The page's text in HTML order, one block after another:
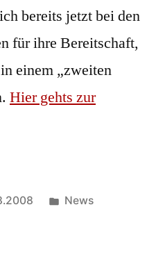
bereits jetzt bei den
für ihre Bereitschaft,
einem „zweiten
Hier gehts zur
Veröffentlicht
News